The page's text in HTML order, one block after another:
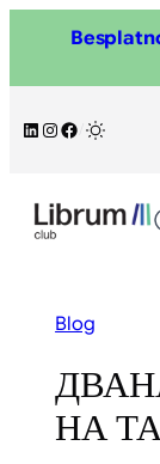
sadržaj
LinkedIn
Instagram
Facebook
Blog
НА